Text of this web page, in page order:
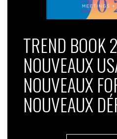
TREND BOOK
NOUVEAUX
NOUVEAUX
NOUVEAUX